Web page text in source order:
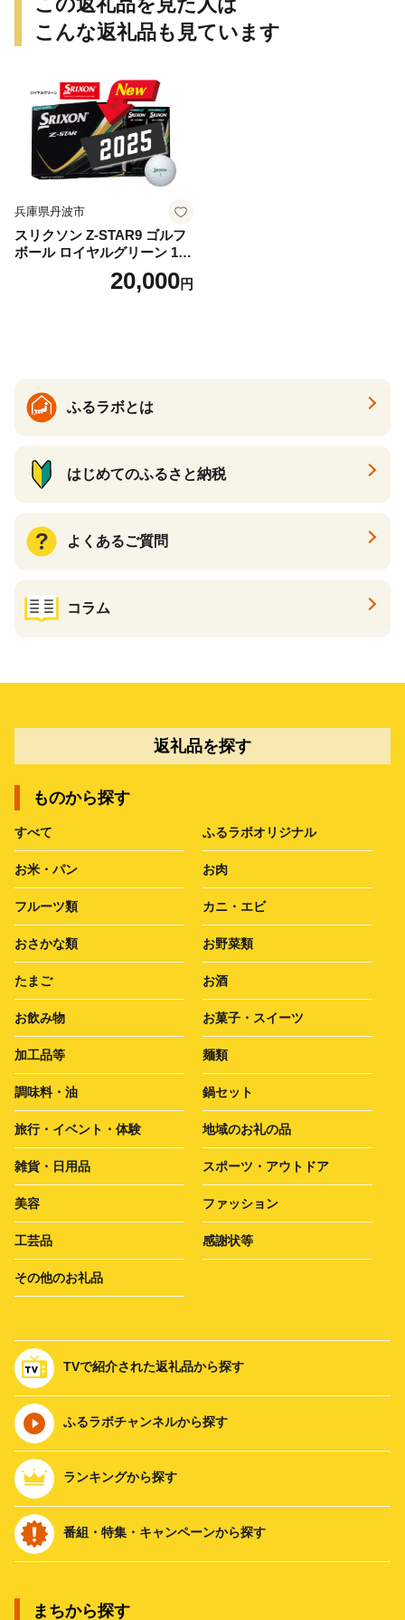
こんな返礼品も見ています
兵庫県丹波市
スリクソン Z-STAR9 ゴルフ
ボール ロイヤルグリーン 1ダ
ース 12球 兵庫県丹波市 ふる
20,000円
ふるラボとは
はじめてのふるさと納税
よくあるご質問
コラム
返礼品を探す
ものから探す
すべて ふるラボオリジナル
お米・パン お肉
フルーツ類 カニ・エビ
おさかな類 お野菜類
たまご お酒
お飲み物 お菓子・スイーツ
加工品等 麺類
調味料・油 鍋セット
旅行・イベント・体験 地域のお礼の品
雑貨・日用品 スポーツ・アウトドア
美容 ファッション
工芸品 感謝状等
その他のお礼品
TVで紹介された返礼品から探す
ふるラボチャンネルから探す
ランキングから探す
番組・特集・キャンペーンから探す
まちから探す